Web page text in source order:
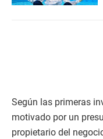
Según las primeras
motivado por un
propietario del